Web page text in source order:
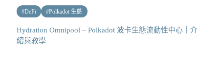
#DeFi #Polkadot 生態
Hydration Omnipool – Polkadot 波卡生態流動性中心｜介
紹與教學